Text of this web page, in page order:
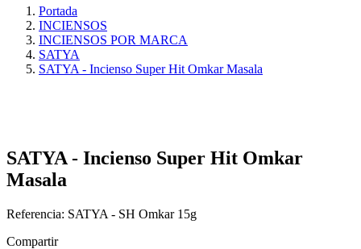
Portada
INCIENSOS
INCIENSOS POR MARCA
SATYA
SATYA - Incienso Super Hit Omkar Masala
SATYA - Incienso Super Hit Omkar
Masala
Referencia: SATYA - SH Omkar 15g
Compartir